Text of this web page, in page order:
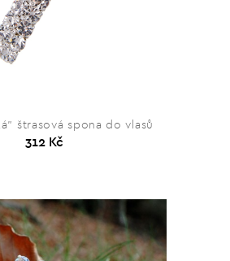
štrasová spona do vlasů
312 Kč